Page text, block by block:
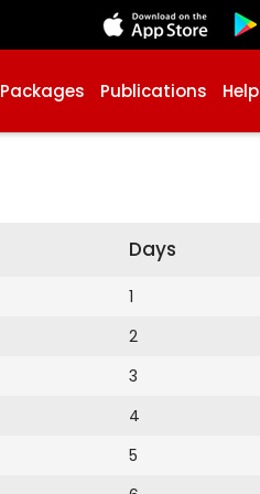
Packages Publications Help
Days
1
2
3
4
5